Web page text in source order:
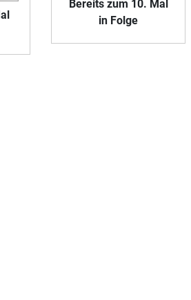
Bereits zum 10. Mal
in Folge